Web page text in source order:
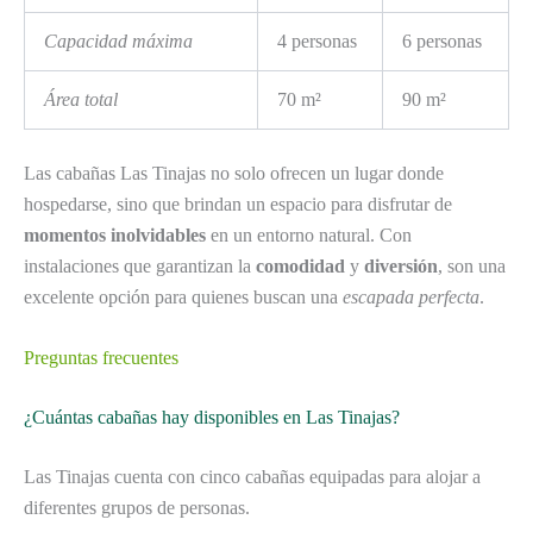
Capacidad máxima 4 personas 6 personas
Área total 70 m² 90 m²
Las cabañas Las Tinajas no solo ofrecen un lugar donde
hospedarse, sino que brindan un espacio para disfrutar de
momentos inolvidables en un entorno natural. Con
instalaciones que garantizan la comodidad y diversión, son una
excelente opción para quienes buscan una escapada perfecta.
Preguntas frecuentes
¿Cuántas cabañas hay disponibles en Las Tinajas?
Las Tinajas cuenta con cinco cabañas equipadas para alojar a
diferentes grupos de personas.